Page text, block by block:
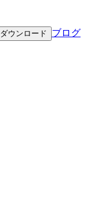
ダウンロード ブログ